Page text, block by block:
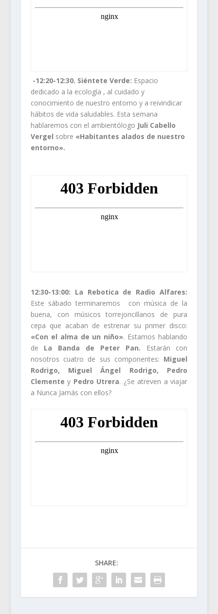
-12:20-12:30. Siéntete Verde: Espacio
dedicado a la ecología , al cuidado y
conocimiento de nuestro entorno y a reivindicar
hábitos de vida saludables. Esta semana
hablaremos con el ambientólogo Juli Cabello
Vergel sobre «Habitantes alados de nuestro
entorno».
12:30-13:00: La Rebotica de Radio Alfares:
Este sábado terminaremos con música de la
buena, con músicos torrejoncillanos de pura
cepa que acaban de estrenar su primer disco:
«Con el alma de un niño». Estamos hablando
de La Banda de Peter Pan. Estarán con
nosotros cuatro de sus componentes: Miguel
Rodrigo, Miguel Ángel Rodrigo, Pedro
Clemente y Pedro Utrera. ¿Se atreven a viajar
a Nunca Jamás con ellos?
SHARE: